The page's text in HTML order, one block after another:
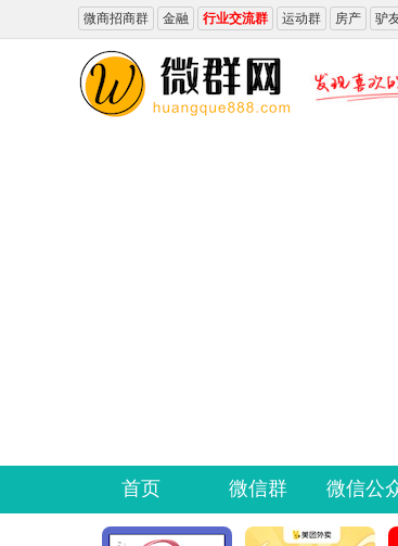
微商招商群 金融 行业交流群 运动群 房产 驴
首页 微信群 微信公